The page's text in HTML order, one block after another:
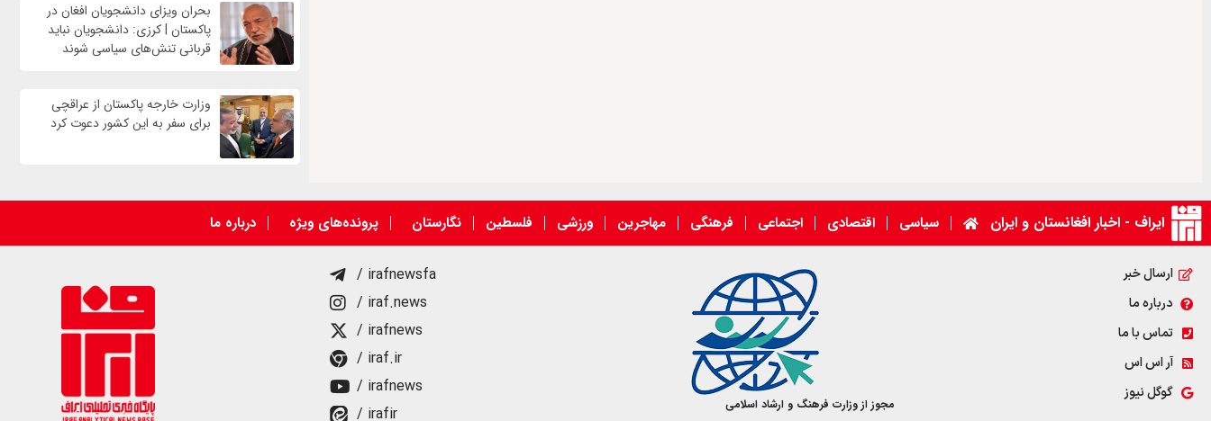
بحران ویزای دانشجویان افغان در
پاکستان | کرزی: دانشجویان نباید
قربانی تنش‌های سیاسی شوند
وزارت خارجه پاکستان از عراقچی
برای سفر به این کشور دعوت کرد
ایراف - اخبار افغانستان و ایران سیاسی اقتصادی اجتماعی فرهنگی مهاجرین ورزشی فلسطین نگارستان پرونده‌های ویژه درباره ما
ارسال خبر
درباره ما
تماس با ما
آر اس اس
گوگل نیوز
مجوز از وزارت فرهنگ و ارشاد اسلامی
/ irafnewsfa
/ iraf.news
/ irafnews
/ iraf.ir
/ irafnews
/ irafir